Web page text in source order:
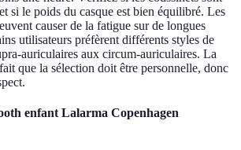
si le poids du casque est bien équilibré. Les
causer de la fatigue sur de longues
utilisateurs préfèrent différents styles de
auriculaires aux circum-auriculaires. La
que la sélection doit être personnelle, donc
enfant Lalarma Copenhagen